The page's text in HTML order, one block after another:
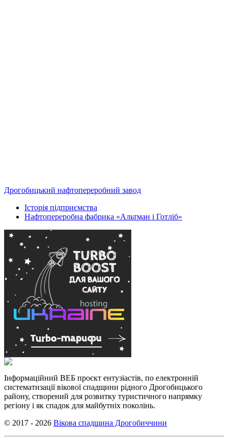
Дрогобицький нафтопереробний завод
Історія підприємства
Нафтопереробна фабрика «Альтман і Готліб»
Інформаційний ВЕБ проєкт ентузіастів, по електронній
систематизації вікової спадщини рідного Дрогобицького
району, створений для розвитку туристичного напрямку
регіону і як спадок для майбутніх поколінь.
© 2017 - 2026 Вікова спадщина Дрогобиччини